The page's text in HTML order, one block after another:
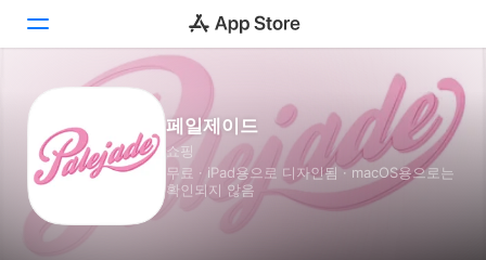
게임
페일제이드
쇼핑
무료 · iPad⁠용으로 디자인됨 · macOS⁠용으로는
확인되지 않음